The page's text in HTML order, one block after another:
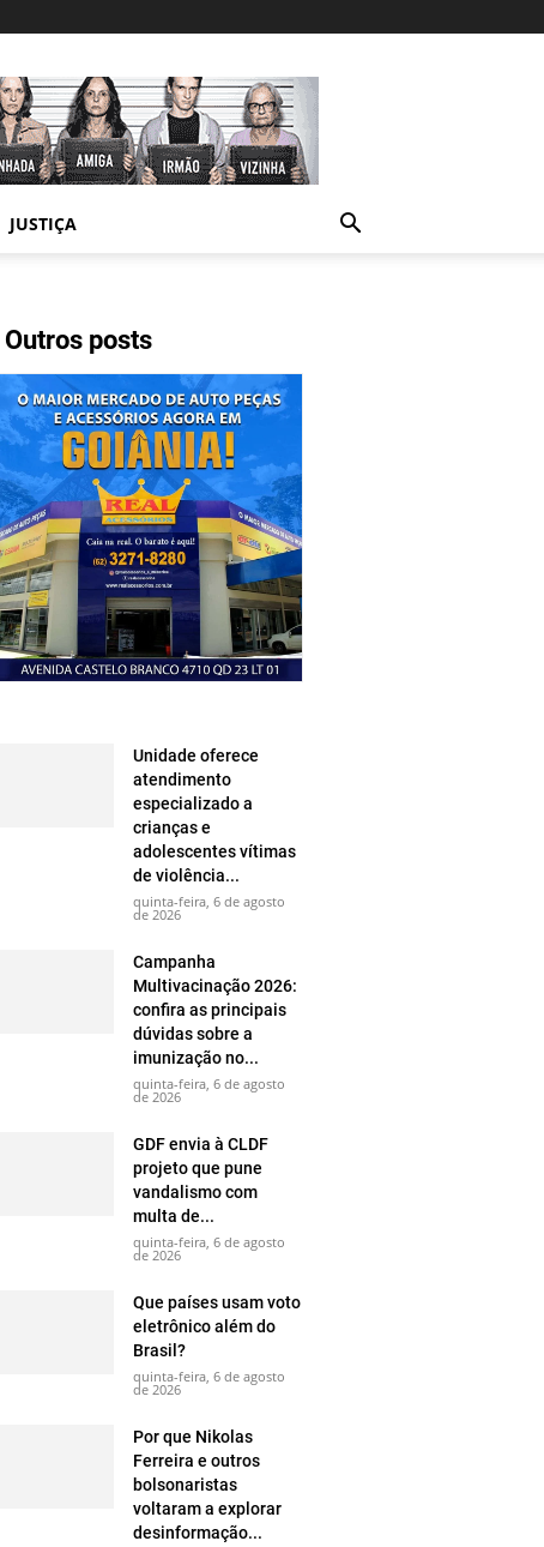
JUSTIÇA
Outros posts
Unidade oferece
atendimento
especializado a
crianças e
adolescentes vítimas
de violência...
quinta-feira, 6 de agosto
de 2026
Campanha
Multivacinação 2026:
confira as principais
dúvidas sobre a
imunização no...
quinta-feira, 6 de agosto
de 2026
GDF envia à CLDF
projeto que pune
vandalismo com
multa de...
quinta-feira, 6 de agosto
de 2026
Que países usam voto
eletrônico além do
Brasil?
quinta-feira, 6 de agosto
de 2026
Por que Nikolas
Ferreira e outros
bolsonaristas
voltaram a explorar
desinformação...